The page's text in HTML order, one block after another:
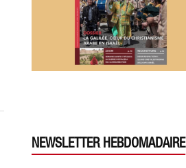
NEWSLETTER HEBDOMADAIRE